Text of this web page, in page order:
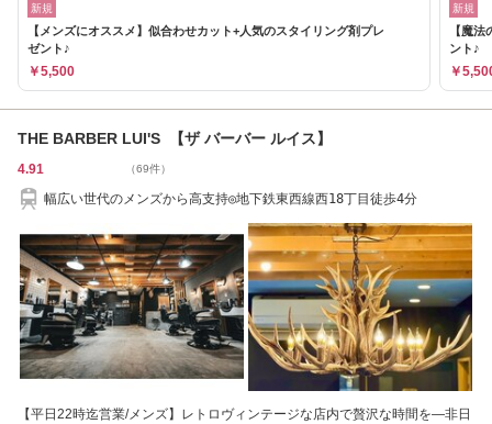
新規
【メンズにオススメ】似合わせカット+人気のスタイリング剤プレ
ゼント♪
￥5,500
新規
【魔
ント♪
￥
THE BARBER LUI'S 【ザ バーバー ルイス】
4.91 （69件）
幅広い世代のメンズから高支持◎地下鉄東西線西18丁目徒歩4分
【平日22時迄営業/メンズ】レトロヴィンテージな店内で贅沢な時間を―非日